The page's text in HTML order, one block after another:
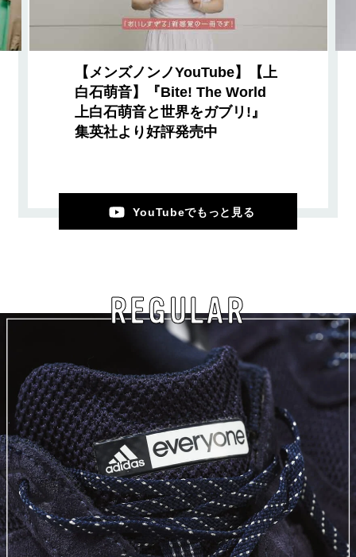
【メンズノンノYouTube】【上
白石萌音】『Bite! The World
上白石萌音と世界をガブリ!』
集英社より好評発売中
YouTubeでもっと見る
REGULAR